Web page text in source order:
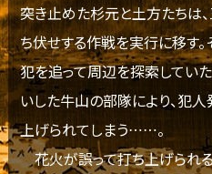
突き止めた杉元と土方たちは
ち伏せする作戦を実行に移す
犯を追って周辺を探索してい
いした牛山の部隊により、犯
上げられてしまう……。
花火が誤って打ち上げられる